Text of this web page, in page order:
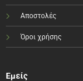
Αποστολές
Όροι χρήσης
Εμείς